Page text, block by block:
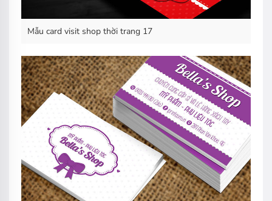
Mẫu card visit shop thời trang 17